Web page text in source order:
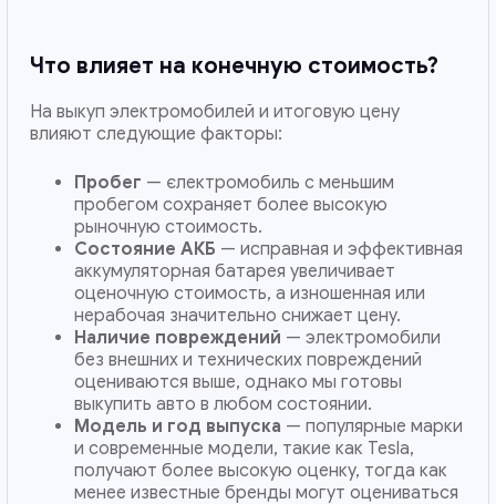
Что влияет на конечную стоимость?
На выкуп электромобилей и итоговую цену
влияют следующие факторы:
Пробег — єлектромобиль с меньшим
пробегом сохраняет более высокую
рыночную стоимость.
Состояние АКБ — исправная и эффективная
аккумуляторная батарея увеличивает
оценочную стоимость, а изношенная или
нерабочая значительно снижает цену.
Наличие повреждений — электромобили
без внешних и технических повреждений
оцениваются выше, однако мы готовы
выкупить авто в любом состоянии.
Модель и год выпуска — популярные марки
и современные модели, такие как Tesla,
получают более высокую оценку, тогда как
менее известные бренды могут оцениваться